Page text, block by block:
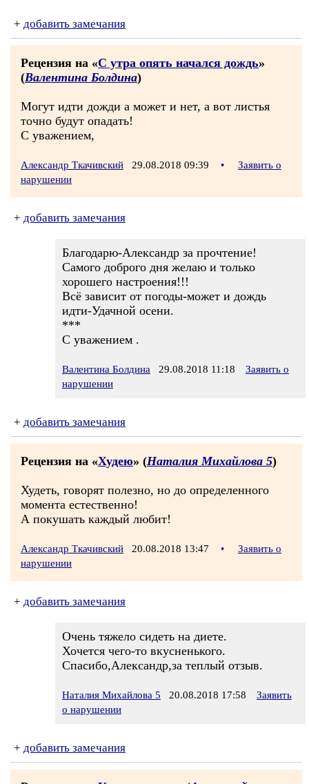
+ добавить замечания
Рецензия на «С утра опять начался дождь»
(Валентина Болдина)
Могут идти дожди а может и нет, а вот листья
точно будут опадать!
С уважением,
Александр Ткачивский 29.08.2018 09:39 •
Заявить о
нарушении
+ добавить замечания
Благодарю-Александр за прочтение!
Самого доброго дня желаю и только
хорошего настроения!!!
Всё зависит от погоды-может и дождь
идти-Удачной осени.
***
С уважением .
Валентина Болдина 29.08.2018 11:18
Заявить о
нарушении
+ добавить замечания
Рецензия на «Худею» (Наталия Михайлова 5)
Худеть, говорят полезно, но до определенного
момента естественно!
А покушать каждый любит!
Александр Ткачивский 20.08.2018 13:47 •
Заявить о
нарушении
+ добавить замечания
Очень тяжело сидеть на диете.
Хочется чего-то вкусненького.
Спасибо,Александр,за теплый отзыв.
Наталия Михайлова 5 20.08.2018 17:58
Заявить
о нарушении
+ добавить замечания